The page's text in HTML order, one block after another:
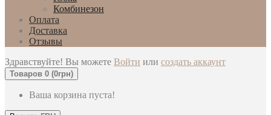
Комбинезон
Оплата
Доставка
Отзывы
Здравствуйте! Вы можете Войти или создать аккаунт
Товаров 0 (0грн)
Ваша корзина пуста!